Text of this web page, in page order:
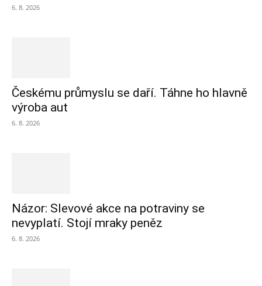
6. 8. 2026
Českému průmyslu se daří. Táhne ho hlavně
výroba aut
6. 8. 2026
Názor: Slevové akce na potraviny se
nevyplatí. Stojí mraky peněz
6. 8. 2026